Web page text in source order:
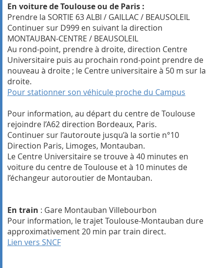
En voiture de Toulouse ou de Paris :
Prendre la SORTIE 63 ALBI / GAILLAC / BEAUSOLEIL
Continuer sur D999 en suivant la direction
MONTAUBAN-CENTRE / BEAUSOLEIL
Au rond-point, prendre à droite, direction Centre
Universitaire puis au prochain rond-point prendre de
nouveau à droite ; le Centre universitaire à 50 m sur la
droite.
Pour stationner son véhicule proche du Campus
Pour information, au départ du centre de Toulouse
rejoindre l’A62 direction Bordeaux, Paris.
Continuer sur l’autoroute jusqu’à la sortie n°10
Direction Paris, Limoges, Montauban.
Le Centre Universitaire se trouve à 40 minutes en
voiture du centre de Toulouse et à 10 minutes de
l’échangeur autoroutier de Montauban.
En train : Gare Montauban Villebourbon
Pour information, le trajet Toulouse-Montauban dure
approximativement 20 min par train direct.
Lien vers SNCF